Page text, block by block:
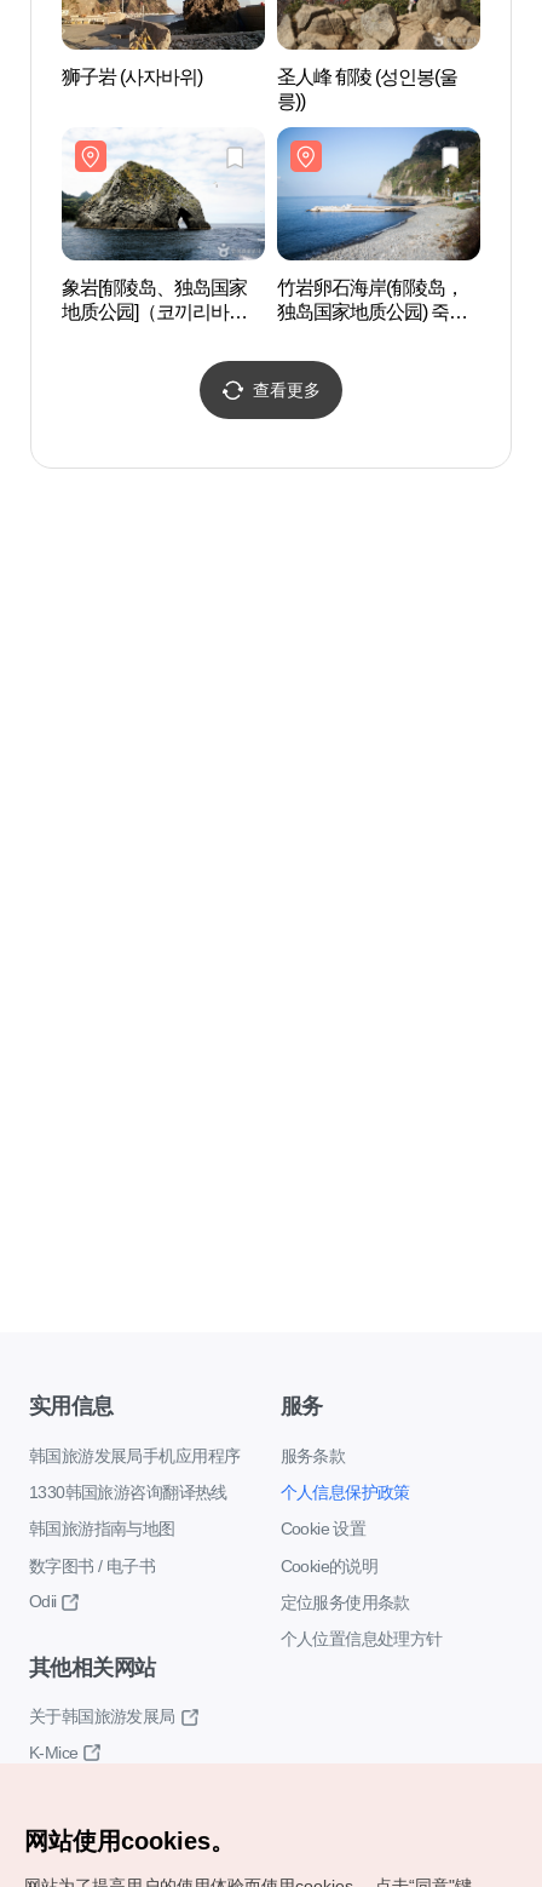
狮子岩 (사자바위)
圣人峰 郁陵 (성인봉(울
릉))
象岩[郁陵岛、独岛国家
地质公园]（코끼리바위
竹岩卵石海岸(郁陵岛，
独岛国家地质公园) 죽암
가지질공원)
查看更多
实用信息
韩国旅游发展局手机应用程序
1330韩国旅游咨询翻译热线
韩国旅游指南与地图
数字图书 / 电子书
Odii
服务
服务条款
个人信息保护政策
Cookie 设置
Cookie的说明
定位服务使用条款
个人位置信息处理方针
其他相关网站
关于韩国旅游发展局
K-Mice
网站使用cookies。